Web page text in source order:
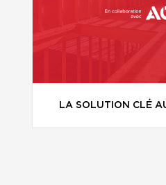
LA SOLUTION CLÉ